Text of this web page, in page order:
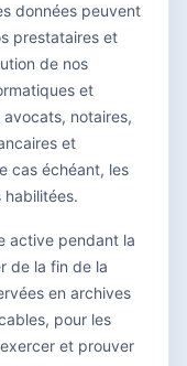
données peuvent
prestataires et
de nos
et
notaires,
et
cas échéant, les
active pendant la
de la fin de la
en archives
pour les
et prouver